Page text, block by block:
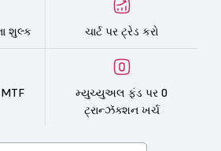
શુલ્ક ચાર્ટ પર ટ્રેડ કરો
મ્યુચ્યુઅલ ફંડ પર 0
ટ્રાન્ઝૅક્શન ખર્ચ